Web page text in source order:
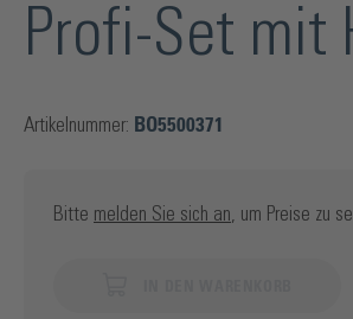
Profi-Set mit
Artikelnummer: BO5500371
Bitte melden Sie sich an , um Preise zu